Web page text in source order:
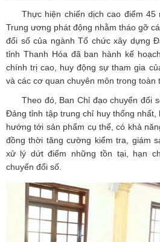
Thực hiện chiến dịch cao điểm
Trung ương phát động nhằm tháo gỡ
đổi số của ngành Tổ chức xây dựng
tỉnh Thanh Hóa đã ban hành kế
chính trị cao, huy động sự tham gia
và các cơ quan chuyên môn trong toàn
Theo đó, Ban Chỉ đạo chuyển đổi
Đảng tỉnh tập trung chỉ huy thống nhất,
hướng tới sản phẩm cụ thể, có khả
đồng thời tăng cường kiểm tra, giám
xử lý dứt điểm những tồn tại, hạn
chuyển đổi số.